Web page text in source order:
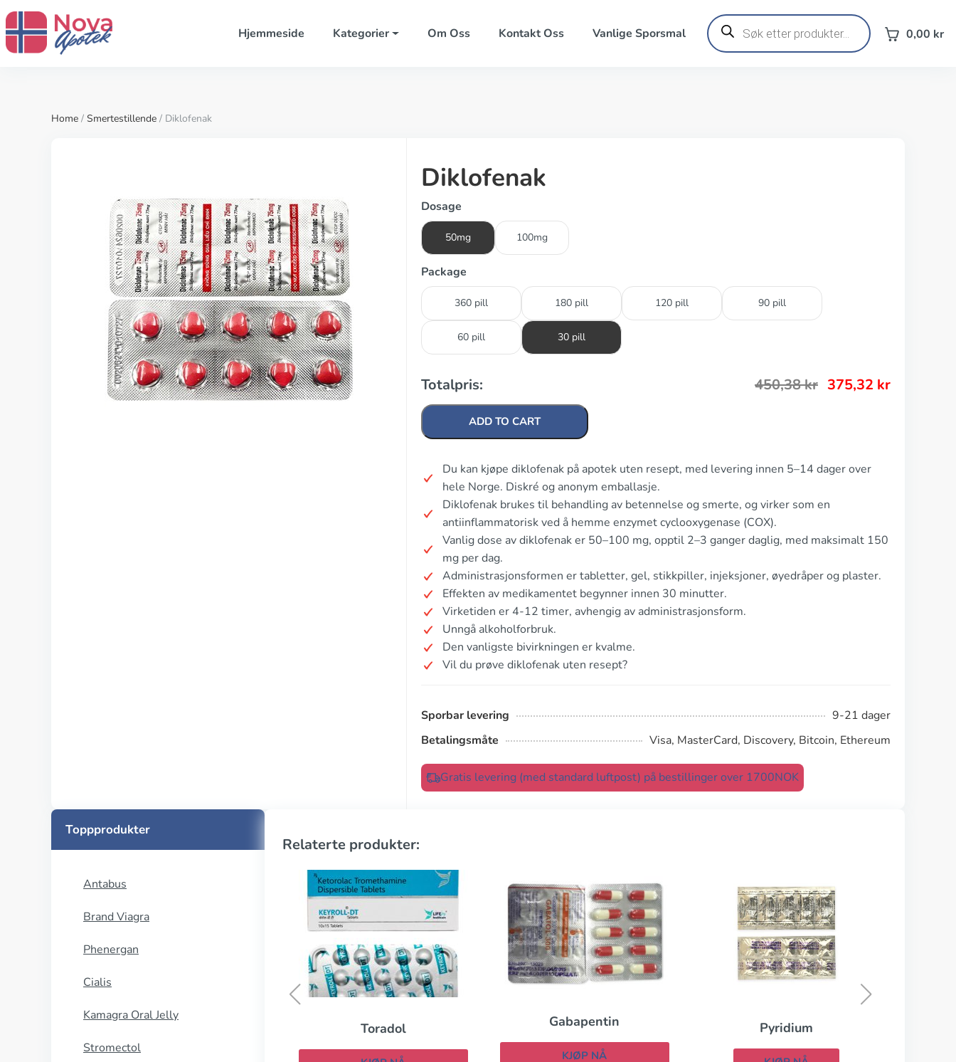
Hjemmeside Kategorier Om Oss Kontakt Oss Vanlige Sporsmal
Products
search 0,00 kr
Home / Smertestillende / Diklofenak
Diklofenak
Dosage
50mg 100mg
Package
360 pill 180 pill 120 pill 90 pill
60 pill 30 pill
Totalpris: 450,38kr 375,32 kr
ADD TO CART
Du kan kjøpe diklofenak på apotek uten resept, med levering innen 5–14 dager over
hele Norge. Diskré og anonym emballasje.
Diklofenak brukes til behandling av betennelse og smerte, og virker som en
antiinflammatorisk ved å hemme enzymet cyclooxygenase (COX).
Vanlig dose av diklofenak er 50–100 mg, opptil 2–3 ganger daglig, med maksimalt 150
mg per dag.
Administrasjonsformen er tabletter, gel, stikkpiller, injeksjoner, øyedråper og plaster.
Effekten av medikamentet begynner innen 30 minutter.
Virketiden er 4-12 timer, avhengig av administrasjonsform.
Unngå alkoholforbruk.
Den vanligste bivirkningen er kvalme.
Vil du prøve diklofenak uten resept?
Sporbar levering
9-21 dager
Betalingsmåte
Visa, MasterCard, Discovery, Bitcoin, Ethereum
Gratis levering (med standard luftpost) på bestillinger over 1700NOK
Toppprodukter
Antabus
Brand Viagra
Phenergan
Cialis
Kamagra Oral Jelly
Stromectol
Relaterte produkter:
Gabapentin
KJØP NÅ
Pyridium
Voltaren